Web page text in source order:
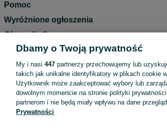
Pomoc
Wyróżnione ogłoszenia
Oferta dla firm
Blog
Regulamin
Polityka prywatności
Reklama
Informacja o realizowanej strategii
Dbamy o Twoją prywatność
My i nasi 447 partnerzy przechowujemy lub
takich jak unikalne identyfikatory w plikach cookie
Użytkownik może zaakceptować wybory lub
dowolnym momencie na stronie polityki
partnerom i nie będą miały wpływu na dane
Prywatności